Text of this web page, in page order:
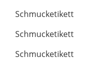
Schmucketikett
Schmucketikett
Schmucketikett